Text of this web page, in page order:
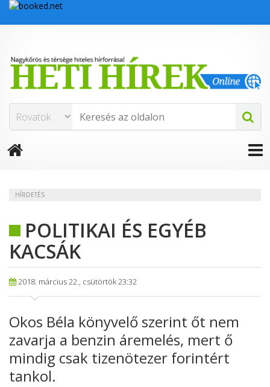
HÍRDETÉS
POLITIKAI ÉS EGYÉB
KACSÁK
2018. március 22., csütörtök 23:32
Okos Béla könyvelő szerint őt nem
zavarja a benzin áremelés, mert ő
mindig csak tizenötezer forintért
tankol.